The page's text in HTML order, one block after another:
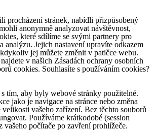
procházení stránek, nabídli přizpůsobený
anonymně analyzovat návštěvnost,
které sdílíme se svými partnery pro
analýzu. Jejich nastavení upravíte odkazem
jej můžete změnit v patičce webu.
v našich Zásadách ochrany osobních
cookies. Souhlasíte s používáním cookies?
tím, aby byly webové stránky použitelné.
jako je navigace na stránce nebo změna
vašeho zařízení. Bez těchto souborů
Používáme krátkodobé (session
vašeho počítače po zavření prohlížeče.